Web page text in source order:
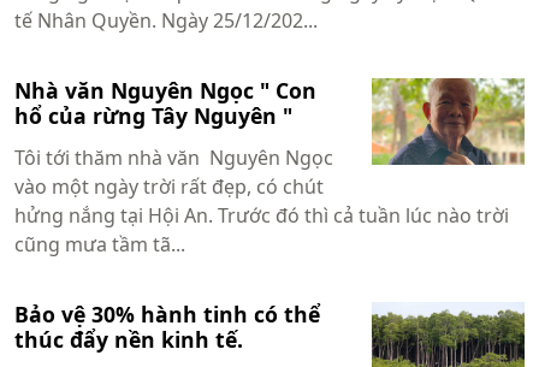
tế Nhân Quyền. Ngày 25/12/202...
Nhà văn Nguyên Ngọc " Con
hổ của rừng Tây Nguyên "
Tôi tới thăm nhà văn Nguyên Ngọc
vào một ngày trời rất đẹp, có chút
hửng nắng tại Hội An. Trước đó thì cả tuần lúc nào trời
cũng mưa tầm tã...
Bảo vệ 30% hành tinh có thể
thúc đẩy nền kinh tế.